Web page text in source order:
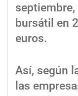
bursátil en
euros.
Así, según
las